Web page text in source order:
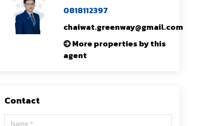
0818112397
chaiwat.greenway@gmail.com
More properties by this
agent
Contact